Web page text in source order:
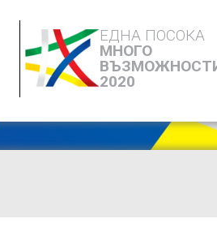
ЕДНА ПОСОКА
МНОГО
2020